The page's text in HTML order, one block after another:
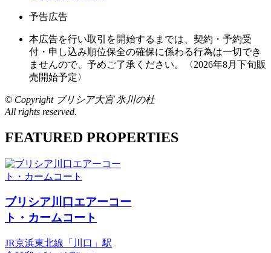
予告広告
本広告を行い取引を開始するまでは、契約・予約受
付・申し込み順位保全の確保に係わる行為は一切でき
ませんので、予めご了承ください。〈2026年8月下旬販
売開始予定〉
© Copyright ブリシア大宮 氷川の杜
All rights reserved.
FEATURED PROPERTIES